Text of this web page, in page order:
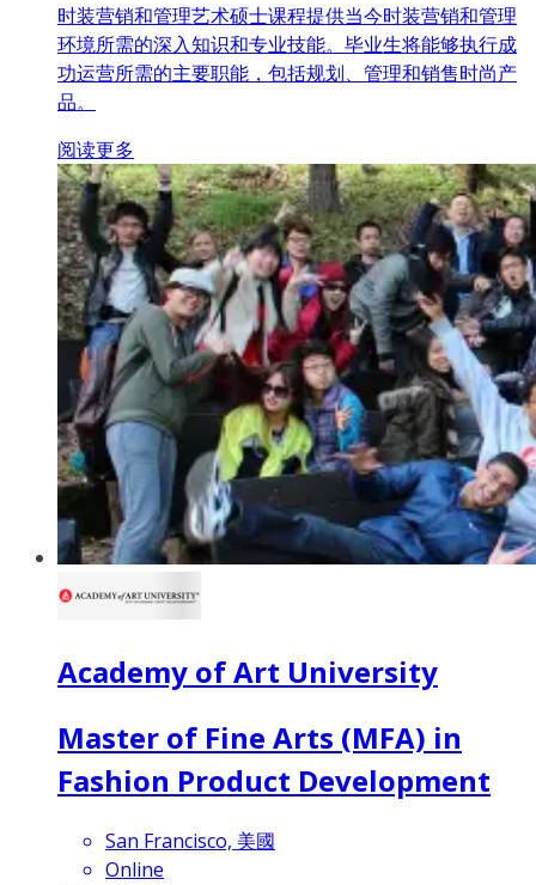
时装营销和管理艺术硕士课程提供当今时装营销和管理
环境所需的深入知识和专业技能。毕业生将能够执行成
功运营所需的主要职能，包括规划、管理和销售时尚产
品。
阅读更多
Academy of Art University
Master of Fine Arts (MFA) in
Fashion Product Development
San Francisco, 美國
Online